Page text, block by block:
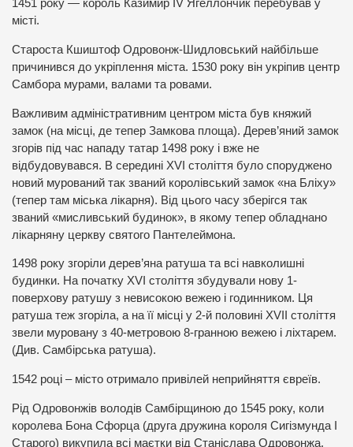
1451 року — король Казимир IV Ягеллончик перебував у
місті.
Староста Кшиштоф Одровонж-Шидловський найбільше
причинився до укріплення міста. 1530 року він укріпив центр
Самбора мурами, валами та ровами.
Важливим адміністративним центром міста був княжий
замок (на місці, де тепер Замкова площа). Дерев’яний замок
згорів під час нападу татар 1498 року і вже не
відбудовувався. В середині XVI століття було споруджено
новий мурований так званий королівський замок «на Бліху»
(тепер там міська лікарня). Від цього часу зберігся так
званий «мисливський будинок», в якому тепер обладнано
лікарняну церкву святого Пантелеймона.
1498 року згоріли дерев’яна ратуша та всі навколишні
будинки. На початку XVI століття збудували нову 1-
поверхову ратушу з невисокою вежею і годинником. Ця
ратуша теж згоріла, а на її місці у 2-й половині XVII століття
звели муровану з 40-метровою 8-гранною вежею і ліхтарем.
(Див. Самбірська ратуша).
1542 році – місто отримало привілей неприйняття євреїв.
Рід Одровонжів володів Самбірщиною до 1545 року, коли
королева Бона Сфорца (друга дружина короля Сигізмунда I
Старого) викупила всі маєтки від Станіслава Одровонжа.